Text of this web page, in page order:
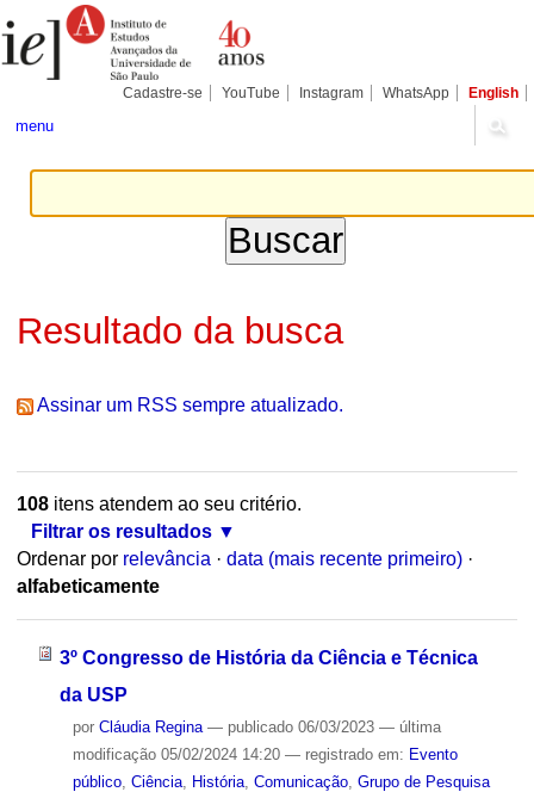
para
conteúdo.
Pessoais
Cadastre-se YouTube Instagram WhatsApp English
menu
Resultado da busca
Assinar um RSS sempre atualizado.
108itens atendem ao seu critério.
Filtrar os resultados
Ordenar por relevância · data (mais recente primeiro) ·
alfabeticamente
3º Congresso de História da Ciência e Técnica
da USP
por Cláudia Regina — publicado06/03/2023 — última
modificação05/02/2024 14:20 — registrado em: Evento
público, Ciência, História, Comunicação, Grupo de Pesquisa